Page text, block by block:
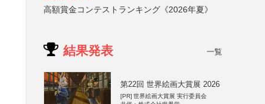
高額賞金コンテストランキング《2026年夏》
結果発表 一覧
第22回 世界絵画大賞展 2026
[PR] 世界絵画大賞展 実行委員会